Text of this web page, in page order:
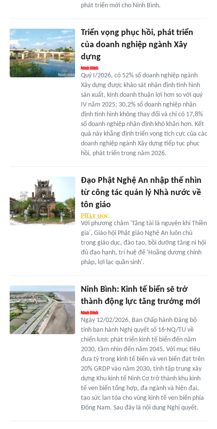
phát triển mới cho Ninh Bình.
Triển vọng phục hồi, phát triển
của doanh nghiệp ngành Xây
dựng
Quý I/2026, có 52% số doanh nghiệp ngành
Xây dựng được khảo sát nhận định tình hình
sản xuất, kinh doanh thuận lợi hơn so với quý
IV năm 2025; 30,2% số doanh nghiệp nhận
định tình hình không thay đổi và chỉ có 17,8%
số doanh nghiệp nhận định khó khăn hơn. Kết
quả này khẳng định triển vọng tích cực của các
doanh nghiệp ngành Xây dựng tiếp tục phục
hồi, phát triển trong năm 2026.
Đạo Phật Nghệ An nhập thế nhìn
từ công tác quản lý Nhà nước về
tôn giáo
Với phương châm 'Tăng tài là nguyên khí Thiền
gia', Giáo hội Phật giáo Nghệ An luôn chú
trọng giáo dục, đào tạo, bồi dưỡng tăng ni hội
đủ đạo hạnh, trí huệ để 'Hoằng dương chính
pháp, lợi lạc quần sinh'.
Ninh Bình: Kinh tế biển sẽ trở
thành động lực tăng trưởng mới
Ngày 12/02/2026, Ban Chấp hành Đảng bộ
tỉnh ban hành Nghị quyết số 16-NQ/TU về
chiến lược phát triển kinh tế biển đến năm
2030, tầm nhìn đến năm 2045. Với mục tiêu
đưa tỷ trọng kinh tế biển và ven biển đạt trên
20% GRDP vào năm 2030, tỉnh tập trung xây
dựng Khu kinh tế Ninh Cơ trở thành khu kinh
tế ven biển tổng hợp, đa ngành và hiện đại,
tạo sức lan tỏa cho vùng kinh tế ven biển phía
Đông Nam. Sau đây là nội dung Nghị quyết.